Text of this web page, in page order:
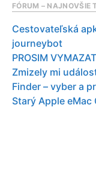
FÓRUM – NAJNOVŠIE
Cestovateľská
journeybot
PROSIM VYMAZAT
Zmizely mi
Finder – vyber a
Starý Apple eMac